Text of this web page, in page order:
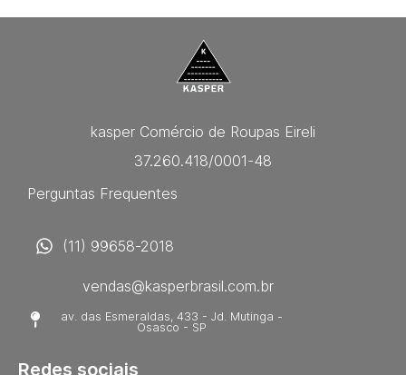
kasper Comércio de Roupas Eireli
37.260.418/0001-48
Perguntas Frequentes
(11) 99658-2018
vendas@kasperbrasil.com.br
av. das Esmeraldas, 433 - Jd. Mutinga -
Osasco - SP
Redes sociais